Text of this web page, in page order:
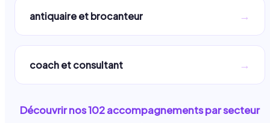
antiquaire et brocanteur →
coach et consultant →
Découvrir nos102accompagnements par secteur